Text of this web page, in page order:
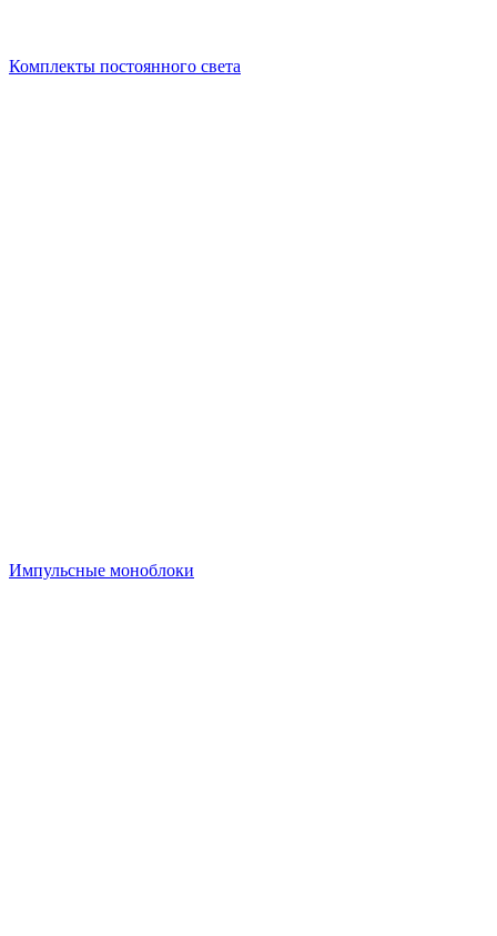
Комплекты постоянного света
Импульсные моноблоки